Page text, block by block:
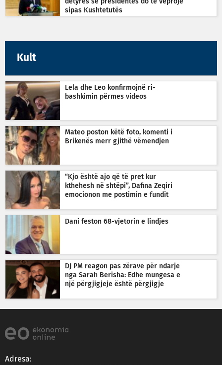
detyrës së presidentes do të veprojë
sipas Kushtetutës
Kult
Lela dhe Leo konfirmojnë ri-
bashkimin përmes videos
Mateo poston këtë foto, komenti i
Brikenës merr gjithë vëmendjen
“Kjo është ajo që të pret kur
kthehesh në shtëpi”, Dafina Zeqiri
emocionon me postimin e fundit
Dani feston 68-vjetorin e lindjes
DJ PM reagon pas zërave për ndarje
nga Sarah Berisha: Edhe mungesa e
një përgjigjeje është përgjigje
Adresa: